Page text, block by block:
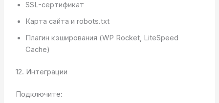
SSL-сертификат
Карта сайта и robots.txt
Плагин кэширования (WP Rocket, LiteSpeed
Cache)
12. Интеграции
Подключите: